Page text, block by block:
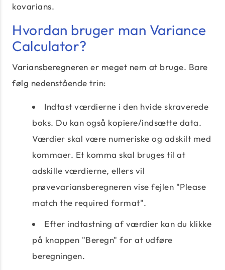
kovarians.
Hvordan bruger man Variance
Calculator?
Variansberegneren er meget nem at bruge. Bare
følg nedenstående trin:
Indtast værdierne i den hvide skraverede
boks. Du kan også kopiere/indsætte data.
Værdier skal være numeriske og adskilt med
kommaer. Et komma skal bruges til at
adskille værdierne, ellers vil
prøvevariansberegneren vise fejlen "Please
match the required format".
Efter indtastning af værdier kan du klikke
på knappen "Beregn" for at udføre
beregningen.